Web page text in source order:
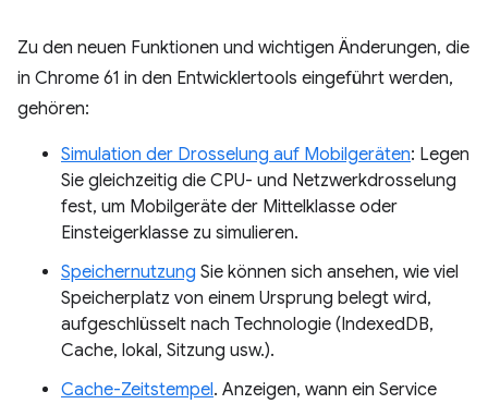
Zu den neuen Funktionen und wichtigen Änderungen, die
in Chrome 61 in den Entwicklertools eingeführt werden,
gehören:
Simulation der Drosselung auf Mobilgeräten: Legen
Sie gleichzeitig die CPU- und Netzwerkdrosselung
fest, um Mobilgeräte der Mittelklasse oder
Einsteigerklasse zu simulieren.
Speichernutzung Sie können sich ansehen, wie viel
Speicherplatz von einem Ursprung belegt wird,
aufgeschlüsselt nach Technologie (IndexedDB,
Cache, lokal, Sitzung usw.).
Cache-Zeitstempel. Anzeigen, wann ein Service